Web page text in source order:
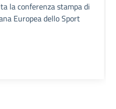
la conferenza stampa di
Europea dello Sport